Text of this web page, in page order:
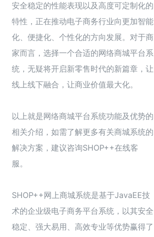
安全稳定的性能表现以及高度可定制化的
特性，正在推动电子商务行业向更加智能
化、便捷化、个性化的方向发展。对于商
家而言，选择一个合适的网络商城平台系
统，无疑将开启新零售时代的新篇章，让
线上线下融合，让商业价值最大化。
以上就是网络商城平台系统功能及优势的
相关介绍，如需了解更多有关商城系统的
解决方案，建议咨询SHOP++在线客
服。
SHOP++网上商城系统是基于JavaEE技
术的企业级电子商务平台系统，以其安全
稳定、强大易用、高效专业等优势赢得了